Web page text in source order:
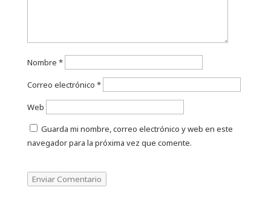
Nombre *
Correo electrónico *
Web
Guarda mi nombre, correo electrónico y web en este
navegador para la próxima vez que comente.
Enviar Comentario